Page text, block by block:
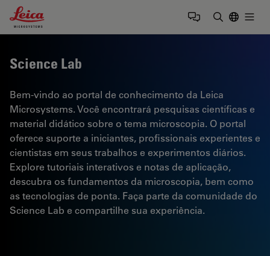
Leica Microsystems Logo
Science Lab
Bem-vindo ao portal de conhecimento da Leica
Microsystems. Você encontrará pesquisas científicas e
material didático sobre o tema microscopia. O portal
oferece suporte a iniciantes, profissionais experientes e
cientistas em seus trabalhos e experimentos diários.
Explore tutoriais interativos e notas de aplicação,
descubra os fundamentos da microscopia, bem como
as tecnologias de ponta. Faça parte da comunidade do
Science Lab e compartilhe sua experiência.